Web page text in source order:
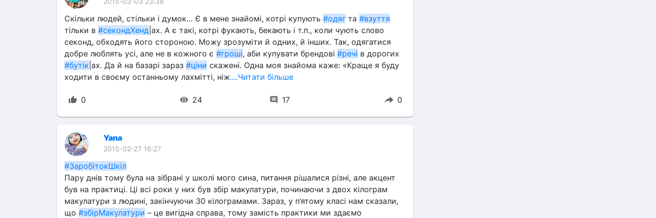
Скільки людей, стільки і думок… Є в мене знайомі, котрі купують #одяг та #взуття
тільки в #секондХенд |ах. А є такі, котрі фукають, бекають і т.п., коли чують слово
секонд, обходять його стороною. Можу зрозуміти й одних, й інших. Так, одягатися
добре люблять усі, але не в кожного є #гроші, аби купувати брендові #речі
#бутік |ах. Да й на базарі зараз #ціни скажені. Одна моя знайома каже: «Краще я буду
ходити в своєму останньому лахмітті, ніж....Читати більше
0 24 17 0
Yana
2015-02-27 16:27
#ЗаробітокШкіл
Пару днів тому була на зібрані у школі мого сина, питання рішалися різні, але акцент
був на практиці. Ці всі роки у них був збір макулатури, починаючи з двох кілограм
макулатури з людині, закінчуючи 30 кілограмами. Зараз, у п’ятому класі нам сказали,
що #збірМакулатури – це вигідна справа, тому замість практики ми здаємо